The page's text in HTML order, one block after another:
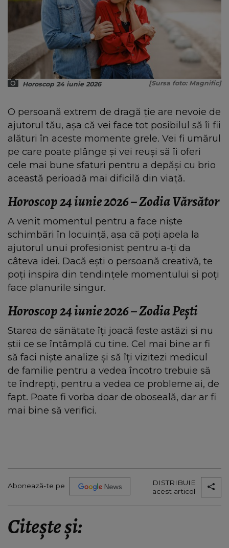
Horoscop 24 iunie 2026 [Sursa foto: Magnific]
O persoană extrem de dragă ție are nevoie de
ajutorul tău, așa că vei face tot posibilul să îi fii
alături în aceste momente grele. Vei fi umărul
pe care poate plânge și vei reuși să îi oferi
cele mai bune sfaturi pentru a depăși cu brio
această perioadă mai dificilă din viață.
Horoscop 24 iunie 2026 – Zodia Vărsător
A venit momentul pentru a face niște
schimbări în locuință, așa că poți apela la
ajutorul unui profesionist pentru a-ți da
câteva idei. Dacă ești o persoană creativă, te
poți inspira din tendințele momentului și poți
face planurile singur.
Horoscop 24 iunie 2026 – Zodia Pești
Starea de sănătate îți joacă feste astăzi și nu
știi ce se întâmplă cu tine. Cel mai bine ar fi
să faci niște analize și să îți vizitezi medicul
de familie pentru a vedea încotro trebuie să
te îndrepți, pentru a vedea ce probleme ai, de
fapt. Poate fi vorba doar de oboseală, dar ar fi
mai bine să verifici.
Abonează-te pe
DISTRIBUIE
acest articol
Citește și: